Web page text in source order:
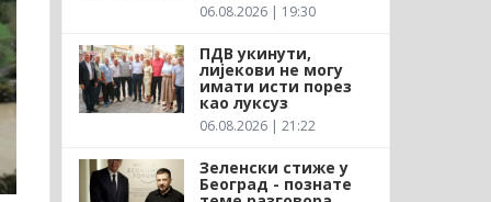
06.08.2026 | 19:30
ПДВ укинути,
лијекови не могу
имати исти порез
као луксуз
06.08.2026 | 21:22
Зеленски стиже у
Београд - познате